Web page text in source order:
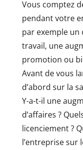
Vous comptez
pendant votre
par exemple un
travail, une
promotion ou
Avant de vous
d’abord sur la
Y-a-t-il une
d’affaires ?
licenciement ?
l’entreprise sur